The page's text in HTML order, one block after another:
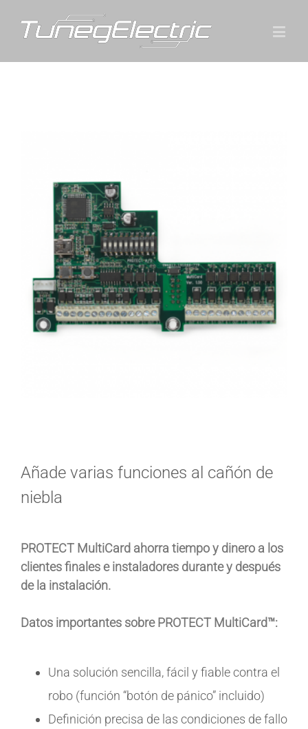
Añade varias funciones al cañón de
niebla
PROTECT MultiCard ahorra tiempo y dinero a los
clientes finales e instaladores durante y después
de la instalación.
Datos importantes sobre PROTECT MultiCard™:
Una solución sencilla, fácil y fiable contra el
robo (función “botón de pánico” incluido)
Definición precisa de las condiciones de fallo